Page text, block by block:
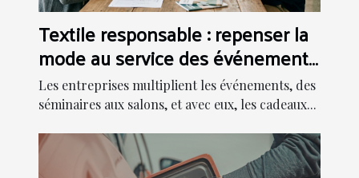
Textile responsable : repenser la
mode au service des événements
d’entreprise
Les entreprises multiplient les événements, des
séminaires aux salons, et avec eux, les cadeaux...